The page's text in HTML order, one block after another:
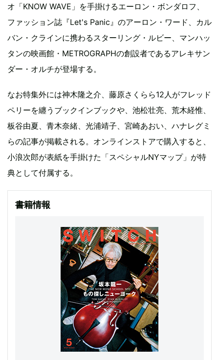
オ「KNOW WAVE」を手掛けるエーロン・ボンダロフ、
ファッション誌『Let's Panic』のアーロン・ワード、カル
バン・クラインに携わるスターリング・ルビー、マンハッ
タンの映画館・METROGRAPHの創設者であるアレキサン
ダー・オルチが登場する。
なお特集外には神木隆之介、藤原さくらら12人がフレッド
ペリーを纏うブックインブックや、池松壮亮、荒木経惟、
板谷由夏、青木奈緒、光浦靖子、宮崎あおい、ハナレグミ
らの記事が掲載される。オンラインストアで購入すると、
小浪次郎が表紙を手掛けた「スペシャルNYマップ」が特
典として付属する。
書籍情報